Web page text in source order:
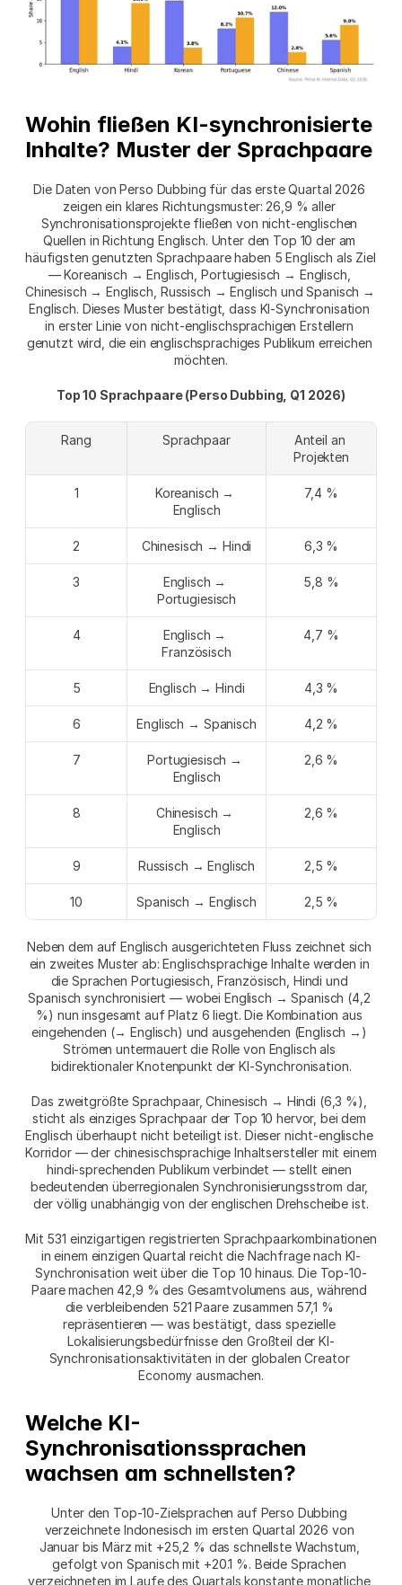
Wohin fließen KI-synchronisierte
Inhalte? Muster der Sprachpaare
Die Daten von Perso Dubbing für das erste Quartal 2026
zeigen ein klares Richtungsmuster: 26,9 % aller
Synchronisationsprojekte fließen von nicht-englischen
Quellen in Richtung Englisch. Unter den Top 10 der am
häufigsten genutzten Sprachpaare haben 5 Englisch als Ziel
— Koreanisch → Englisch, Portugiesisch → Englisch,
Chinesisch → Englisch, Russisch → Englisch und Spanisch →
Englisch. Dieses Muster bestätigt, dass KI-Synchronisation
in erster Linie von nicht-englischsprachigen Erstellern
genutzt wird, die ein englischsprachiges Publikum erreichen
möchten.
Top 10 Sprachpaare (Perso Dubbing, Q1 2026)
Rang Sprachpaar
Anteil an
Projekten
1
Koreanisch →
Englisch
7,4 %
2 Chinesisch → Hindi 6,3 %
3
Englisch →
Portugiesisch
5,8 %
4
Englisch →
Französisch
4,7 %
5 Englisch → Hindi 4,3 %
6 Englisch → Spanisch 4,2 %
7
Portugiesisch →
Englisch
2,6 %
8
Chinesisch →
Englisch
2,6 %
9 Russisch → Englisch 2,5 %
10 Spanisch → Englisch 2,5 %
Neben dem auf Englisch ausgerichteten Fluss zeichnet sich
ein zweites Muster ab: Englischsprachige Inhalte werden in
die Sprachen Portugiesisch, Französisch, Hindi und
Spanisch synchronisiert — wobei Englisch → Spanisch (4,2
%) nun insgesamt auf Platz 6 liegt. Die Kombination aus
eingehenden (→ Englisch) und ausgehenden (Englisch →)
Strömen untermauert die Rolle von Englisch als
bidirektionaler Knotenpunkt der KI-Synchronisation.
Das zweitgrößte Sprachpaar, Chinesisch → Hindi (6,3 %),
sticht als einziges Sprachpaar der Top 10 hervor, bei dem
Englisch überhaupt nicht beteiligt ist. Dieser nicht-englische
Korridor — der chinesischsprachige Inhaltsersteller mit einem
hindi-sprechenden Publikum verbindet — stellt einen
bedeutenden überregionalen Synchronisierungsstrom dar,
der völlig unabhängig von der englischen Drehscheibe ist.
Mit 531 einzigartigen registrierten Sprachpaarkombinationen
in einem einzigen Quartal reicht die Nachfrage nach KI-
Synchronisation weit über die Top 10 hinaus. Die Top-10-
Paare machen 42,9 % des Gesamtvolumens aus, während
die verbleibenden 521 Paare zusammen 57,1 %
repräsentieren — was bestätigt, dass spezielle
Lokalisierungsbedürfnisse den Großteil der KI-
Synchronisationsaktivitäten in der globalen Creator
Economy ausmachen.
Welche KI-
Synchronisationssprachen
wachsen am schnellsten?
Unter den Top-10-Zielsprachen auf Perso Dubbing
verzeichnete Indonesisch im ersten Quartal 2026 von
Januar bis März mit +25,2 % das schnellste Wachstum,
gefolgt von Spanisch mit +20.1 %. Beide Sprachen
verzeichneten im Laufe des Quartals konstante monatliche